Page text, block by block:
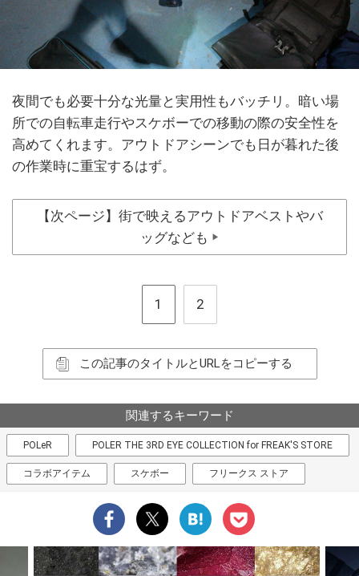
夜間でも必要十分な光量と実用性もバッチリ。暗い場
所での自転車走行やスケボーでの移動の際の安全性を
高めてくれます。アウトドアシーンでも日が暮れた後
の作業時に重宝するはず。
【次ページ】街で映えるアウトドアベストやバ
ッグなども
▶
1 2
この記事のタイトルとURLをコピーする
関連するキーワード
POLeR POLER THE 3RD EYE COLLECTION for FREAK'S STORE
コラボアイテム スケボー フリークス ストア